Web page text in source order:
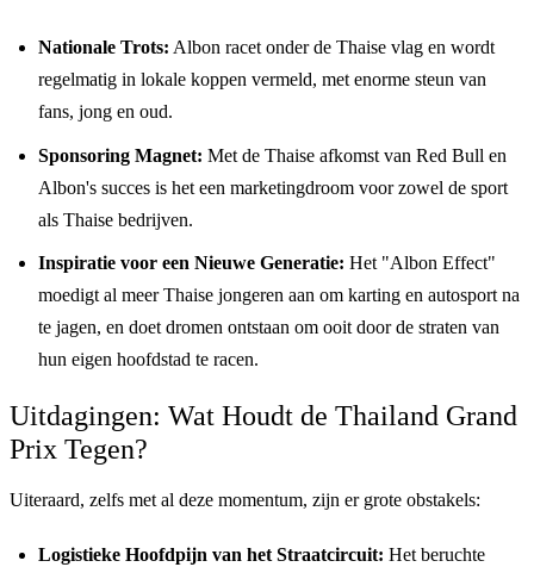
Nationale Trots: Albon racet onder de Thaise vlag en wordt
regelmatig in lokale koppen vermeld, met enorme steun van
fans, jong en oud.
Sponsoring Magnet: Met de Thaise afkomst van Red Bull en
Albon's succes is het een marketingdroom voor zowel de sport
als Thaise bedrijven.
Inspiratie voor een Nieuwe Generatie: Het "Albon Effect"
moedigt al meer Thaise jongeren aan om karting en autosport na
te jagen, en doet dromen ontstaan om ooit door de straten van
hun eigen hoofdstad te racen.
Uitdagingen: Wat Houdt de Thailand Grand
Prix Tegen?
Uiteraard, zelfs met al deze momentum, zijn er grote obstakels:
Logistieke Hoofdpijn van het Straatcircuit: Het beruchte